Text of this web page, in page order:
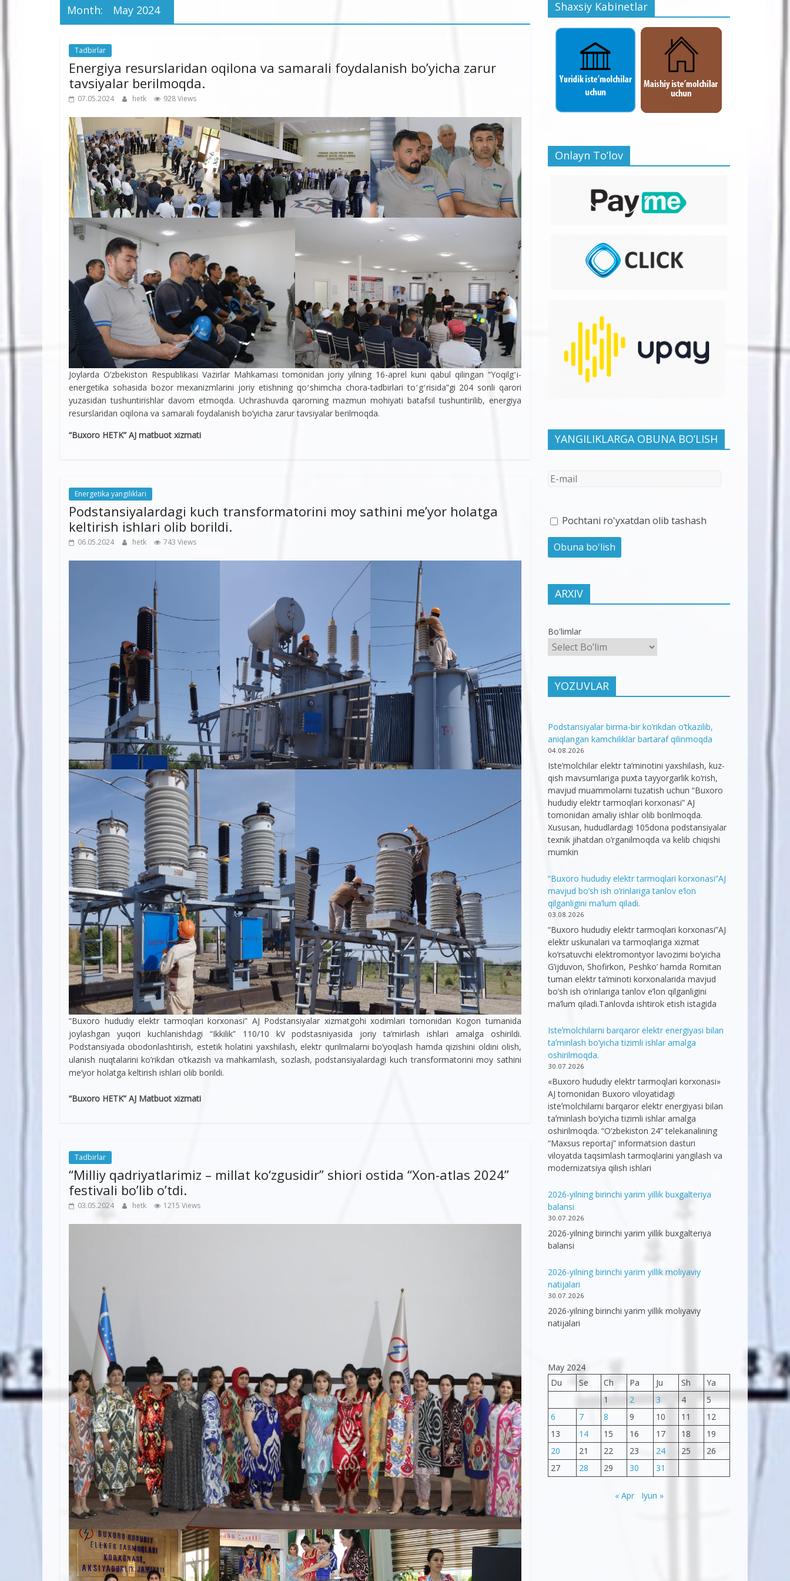
Month: May 2024
Tadbirlar
Energiya resurslaridan oqilona va samarali foydalanish bo’yicha zarur
tavsiyalar berilmoqda.
07.05.2024 hetk 928 Views
Joylarda O’zbekiston Respublikasi Vazirlar Mahkamasi tomonidan joriy yilning 16-aprel kuni qabul qilingan “Yoqilgʻi-
energetika sohasida bozor mexanizmlarini joriy etishning qoʻshimcha chora-tadbirlari toʻgʻrisida”gi 204 sonli qarori
yuzasidan tushuntirishlar davom etmoqda. Uchrashuvda qarorning mazmun mohiyati batafsil tushuntirilib, energiya
resurslaridan oqilona va samarali foydalanish bo’yicha zarur tavsiyalar berilmoqda.
“Buxoro HETK” AJ matbuot xizmati
Energetika yangiliklari
Podstansiyalardagi kuch transformatorini moy sathini me’yor holatga
keltirish ishlari olib borildi.
06.05.2024 hetk 743 Views
“Buxoro hududiy elektr tarmoqlari korxonasi” AJ Podstansiyalar xizmatgohi xodimlari tomonidan Kogon tumanida
joylashgan yuqori kuchlanishdagi “Ikkilik” 110/10 kV podstasniyasida joriy ta’mirlash ishlari amalga oshirildi.
Podstansiyada obodonlashtirish, estetik holatini yaxshilash, elektr qurilmalarni bo‘yoqlash hamda qizishini oldini olish,
ulanish nuqtalarini ko’rikdan o’tkazish va mahkamlash, sozlash, podstansiyalardagi kuch transformatorini moy sathini
me’yor holatga keltirish ishlari olib borildi.
“Buxoro HETK” AJ Matbuot xizmati
Tadbirlar
“Milliy qadriyatlarimiz – millat ko‘zgusidir” shiori ostida “Xon-atlas 2024”
festivali bo’lib o’tdi.
03.05.2024 hetk 1215 Views
Shaxsiy Kabinetlar
Onlayn To’lov
YANGILIKLARGA OBUNA BO’LISH
Pochtani ro'yxatdan olib tashash
ARXIV
Bo'limlar
YOZUVLAR
Podstansiyalar birma-bir ko’rikdan o’tkazilib,
aniqlangan kamchiliklar bartaraf qilinmoqda
04.08.2026
Iste’molchilar elektr ta’minotini yaxshilash, kuz-
qish mavsumlariga puxta tayyorgarlik ko‘rish,
mavjud muammolarni tuzatish uchun “Buxoro
hududiy elektr tarmoqlari korxonasi” AJ
tomonidan amaliy ishlar olib borilmoqda.
Xususan, hududlardagi 105dona podstansiyalar
texnik jihatdan o’rganilmoqda va kelib chiqishi
mumkin
“Buxoro hududiy elektr tarmoqlari korxonasi”AJ
mavjud bo’sh ish o’rinlariga tanlov e’lon
qilganligini ma’lum qiladi.
03.08.2026
“Buxoro hududiy elektr tarmoqlari korxonasi”AJ
elektr uskunalari va tarmoqlariga xizmat
ko’rsatuvchi elektromontyor lavozimi bo’yicha
G’ijduvon, Shofirkon, Peshko’ hamda Romitan
tuman elektr ta’minoti korxonalarida mavjud
bo’sh ish o’rinlariga tanlov e’lon qilganligini
ma’lum qiladi.Tanlovda ishtirok etish istagida
Isteʼmolchilarni barqaror elektr energiyasi bilan
taʼminlash bo‘yicha tizimli ishlar amalga
oshirilmoqda.
30.07.2026
«Buxoro hududiy elektr tarmoqlari korxonasi»
AJ tomonidan Buxoro viloyatidagi
isteʼmolchilarni barqaror elektr energiyasi bilan
taʼminlash bo‘yicha tizimli ishlar amalga
oshirilmoqda. “O’zbekiston 24” telekanalining
“Maxsus reportaj” informatsion dasturi
viloyatda taqsimlash tarmoqlarini yangilash va
modernizatsiya qilish ishlari
2026-yilning birinchi yarim yillik buxgalteriya
balansi
30.07.2026
2026-yilning birinchi yarim yillik buxgalteriya
balansi
2026-yilning birinchi yarim yillik moliyaviy
natijalari
30.07.2026
2026-yilning birinchi yarim yillik moliyaviy
natijalari
May 2024
Du
Se Ch Pa Ju Sh
Ya
1
2 3 4
5
6
7 8 9 10 11
12
13
14 15 16 17 18
19
20
21 22 23 24 25
26
27
28 29 30 31
« Apr Iyun »